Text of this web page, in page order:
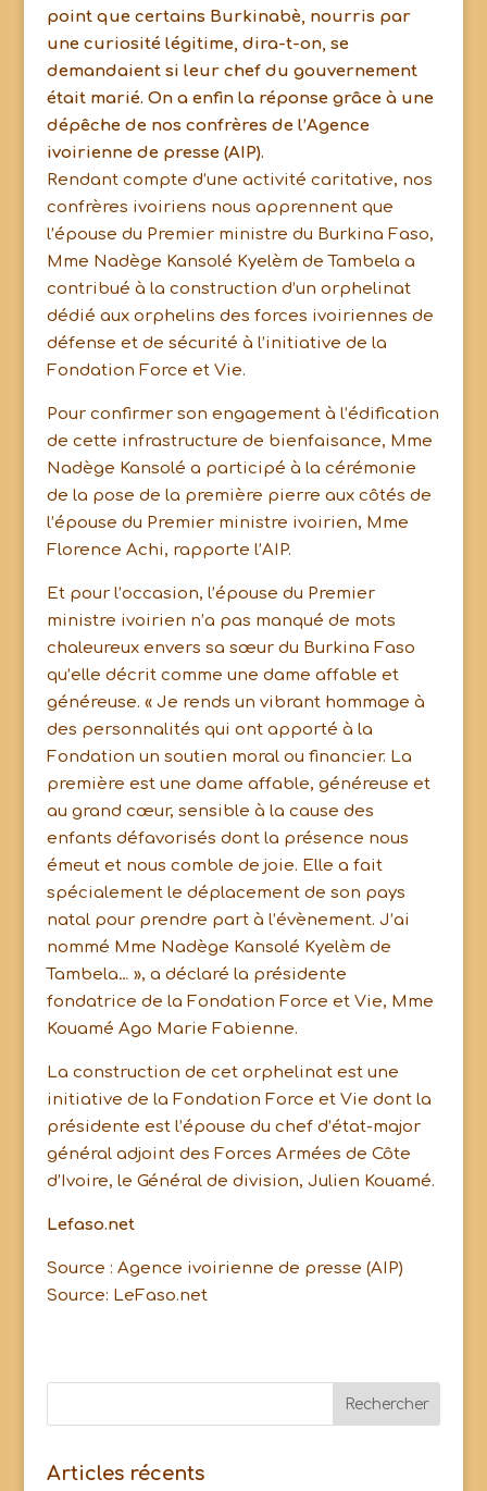
point que certains Burkinabè, nourris par
une curiosité légitime, dira-t-on, se
demandaient si leur chef du gouvernement
était marié. On a enfin la réponse grâce à une
dépêche de nos confrères de l’Agence
ivoirienne de presse (AIP).
Rendant compte d’une activité caritative, nos
confrères ivoiriens nous apprennent que
l’épouse du Premier ministre du Burkina Faso,
Mme Nadège Kansolé Kyelèm de Tambela a
contribué à la construction d’un orphelinat
dédié aux orphelins des forces ivoiriennes de
défense et de sécurité à l’initiative de la
Fondation Force et Vie.
Pour confirmer son engagement à l’édification
de cette infrastructure de bienfaisance, Mme
Nadège Kansolé a participé à la cérémonie
de la pose de la première pierre aux côtés de
l’épouse du Premier ministre ivoirien, Mme
Florence Achi, rapporte l’AIP.
Et pour l’occasion, l’épouse du Premier
ministre ivoirien n’a pas manqué de mots
chaleureux envers sa sœur du Burkina Faso
qu’elle décrit comme une dame affable et
généreuse. « Je rends un vibrant hommage à
des personnalités qui ont apporté à la
Fondation un soutien moral ou financier. La
première est une dame affable, généreuse et
au grand cœur, sensible à la cause des
enfants défavorisés dont la présence nous
émeut et nous comble de joie. Elle a fait
spécialement le déplacement de son pays
natal pour prendre part à l’évènement. J’ai
nommé Mme Nadège Kansolé Kyelèm de
Tambela… », a déclaré la présidente
fondatrice de la Fondation Force et Vie, Mme
Kouamé Ago Marie Fabienne.
La construction de cet orphelinat est une
initiative de la Fondation Force et Vie dont la
présidente est l’épouse du chef d’état-major
général adjoint des Forces Armées de Côte
d’Ivoire, le Général de division, Julien Kouamé.
Lefaso.net
Source : Agence ivoirienne de presse (AIP)
Source: LeFaso.net
Articles récents